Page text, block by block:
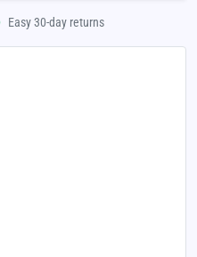
Easy 30-day returns